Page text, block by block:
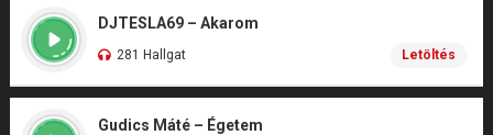
DJTESLA69 – Akarom
281 Hallgat Letöltés
Gudics Máté – Égetem